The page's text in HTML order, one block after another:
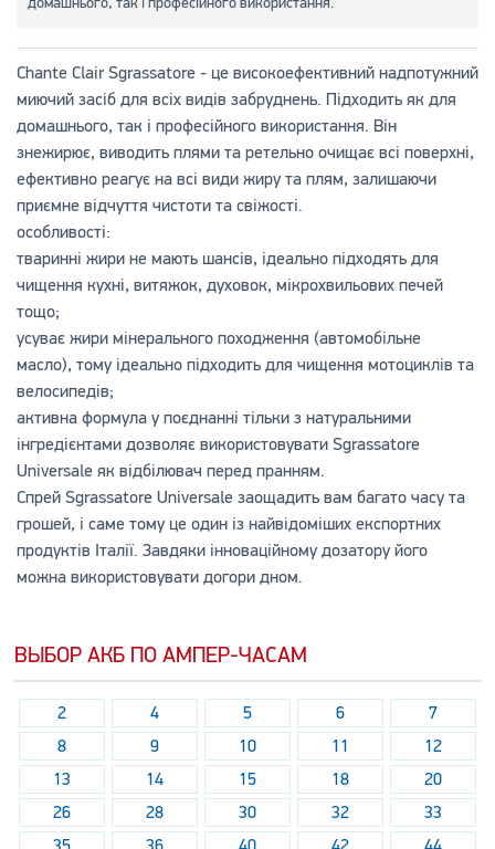
Chante Clair Sgrassatore - це високоефективний надпотужний
миючий засіб для всіх видів забруднень. Підходить як для
домашнього, так і професійного використання. Він
знежирює, виводить плями та ретельно очищає всі поверхні,
ефективно реагує на всі види жиру та плям, залишаючи
приємне відчуття чистоти та свіжості.
особливості:
тваринні жири не мають шансів, ідеально підходять для
чищення кухні, витяжок, духовок, мікрохвильових печей
тощо;
усуває жири мінерального походження (автомобільне
масло), тому ідеально підходить для чищення мотоциклів та
велосипедів;
активна формула у поєднанні тільки з натуральними
інгредієнтами дозволяє використовувати Sgrassatore
Universale як відбілювач перед пранням.
Спрей Sgrassatore Universale заощадить вам багато часу та
грошей, і саме тому це один із найвідоміших експортних
продуктів Італії. Завдяки інноваційному дозатору його
можна використовувати догори дном.
ВЫБОР АКБ ПО АМПЕР-ЧАСАМ
2 4 5 6
7
8
9 10 11
12
13
14 15 18
20
26
28 30 32
33